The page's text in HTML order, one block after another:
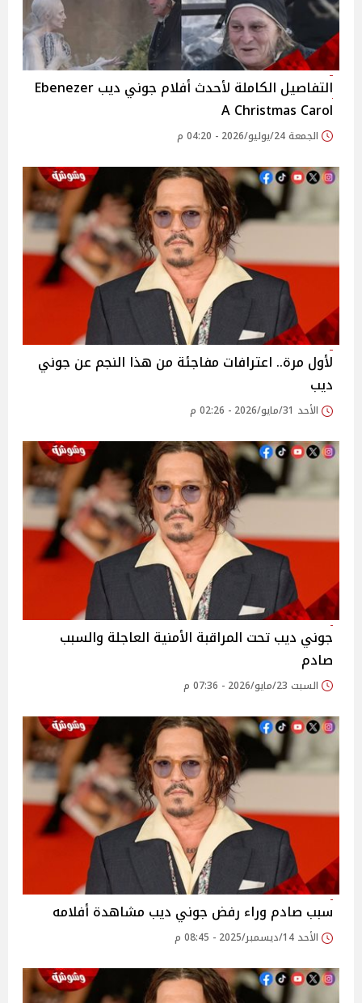
التفاصيل الكاملة لأحدث أفلام جوني ديب Ebenezer
A Christmas Carol
الجمعة 24/يوليو/2026 - 04:20 م
لأول مرة.. اعترافات مفاجئة من هذا النجم عن جوني
ديب
الأحد 31/مايو/2026 - 02:26 م
جوني ديب تحت المراقبة الأمنية العاجلة والسبب
صادم
السبت 23/مايو/2026 - 07:36 م
سبب صادم وراء رفض جوني ديب مشاهدة أفلامه
الأحد 14/ديسمبر/2025 - 08:45 م